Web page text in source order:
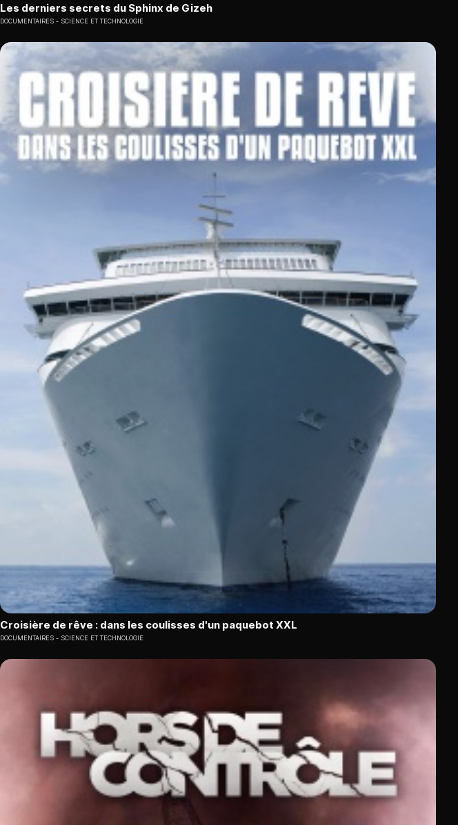
Les derniers secrets du Sphinx de Gizeh
DOCUMENTAIRES SCIENCE ET TECHNOLOGIE
Croisière de rêve : dans les coulisses d'un paquebot XXL
DOCUMENTAIRES SCIENCE ET TECHNOLOGIE